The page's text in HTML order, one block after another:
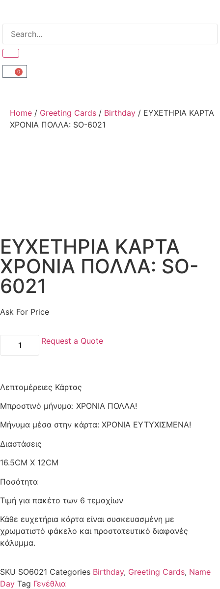
0
Home / Greeting Cards / Birthday / ΕΥΧΕΤΗΡΙΑ ΚΑΡΤΑ
ΧΡΟΝΙΑ ΠΟΛΛΑ: SO-6021
ΕΥΧΕΤΗΡΙΑ ΚΑΡΤΑ
ΧΡΟΝΙΑ ΠΟΛΛΑ: SO-
6021
Ask For Price
Request a Quote
Λεπτομέρειες Κάρτας
Μπροστινό μήνυμα: ΧΡΟΝΙΑ ΠΟΛΛΑ!
Μήνυμα μέσα στην κάρτα: ΧΡΟΝΙΑ ΕΥΤΥΧΙΣΜΕΝΑ!
Διαστάσεις
16.5CM X 12CM
Ποσότητα
Τιμή για πακέτο των 6 τεμαχίων
Κάθε ευχετήρια κάρτα είναι συσκευασμένη με
χρωματιστό φάκελο και προστατευτικό διαφανές
κάλυμμα.
SKU SO6021 Categories Birthday, Greeting Cards, Name
Day Tag Γενέθλια